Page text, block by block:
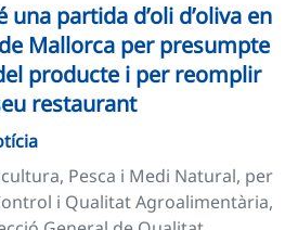
una partida d’oli d’oliva en
Mallorca per presumpte
producte i per reomplir
restaurant
Pesca i Medi Natural, per
i Qualitat Agroalimentària,